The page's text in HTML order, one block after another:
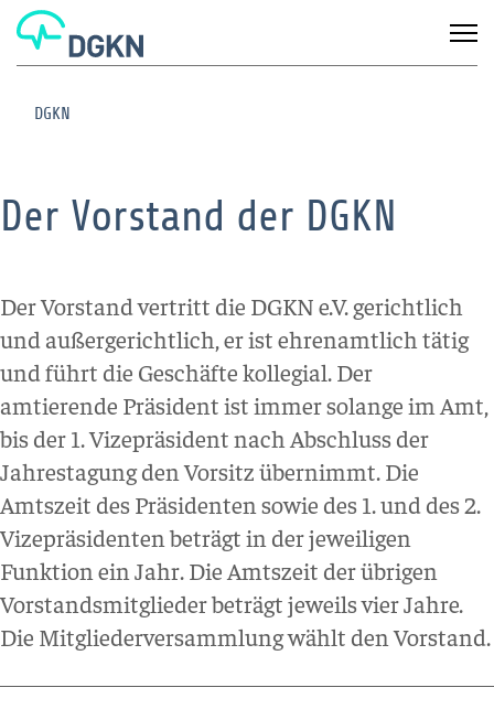
DGKN
Der Vorstand der DGKN
Der Vorstand vertritt die DGKN e.V. gerichtlich
und außergerichtlich, er ist ehrenamtlich tätig
und führt die Geschäfte kollegial. Der
amtierende Präsident ist immer solange im Amt,
bis der 1. Vizepräsident nach Abschluss der
Jahrestagung den Vorsitz übernimmt. Die
Amtszeit des Präsidenten sowie des 1. und des 2.
Vizepräsidenten beträgt in der jeweiligen
Funktion ein Jahr. Die Amtszeit der übrigen
Vorstandsmitglieder beträgt jeweils vier Jahre.
Die Mitgliederversammlung wählt den Vorstand.